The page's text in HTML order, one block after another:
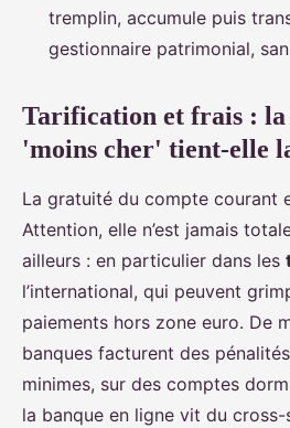
tremplin, accumule puis
gestionnaire patrimonial,
Tarification et frais : la
'moins cher' tient-elle
La gratuité du compte courant
Attention, elle n’est jamais
ailleurs : en particulier dans les
l’international, qui peuvent
paiements hors zone euro. De
banques facturent des
minimes, sur des comptes
la banque en ligne vit du